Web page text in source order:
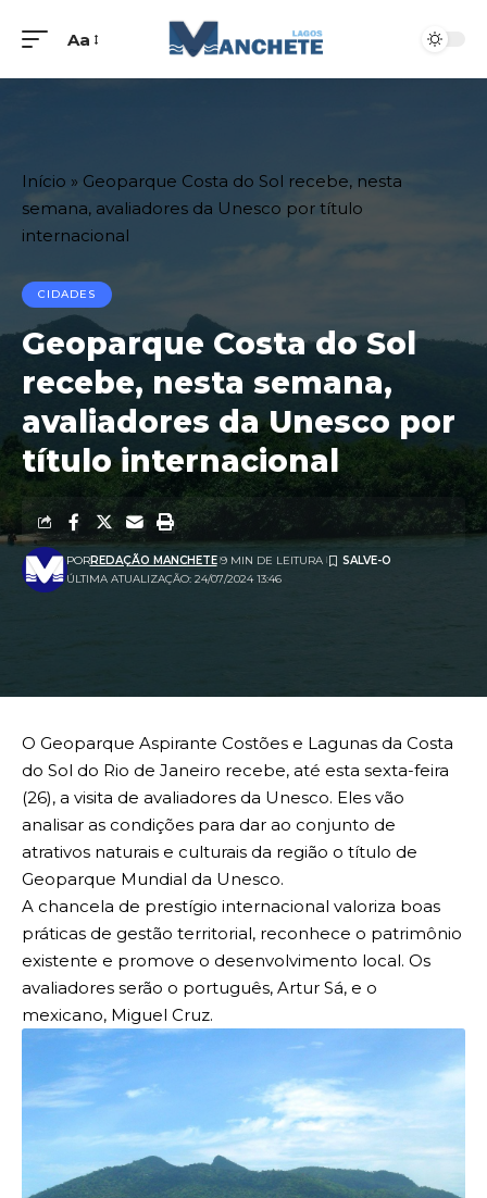
Aa
Início » Geoparque Costa do Sol recebe, nesta
semana, avaliadores da Unesco por título
internacional
CIDADES
Geoparque Costa do Sol
recebe, nesta semana,
avaliadores da Unesco por
título internacional
ÚLTIMA ATUALIZAÇÃO: 24/07/2024 13:46
PORREDAÇÃO MANCHETE 9 MIN DE LEITURA
O Geoparque Aspirante Costões e Lagunas da Costa
do Sol do Rio de Janeiro recebe, até esta sexta-feira
(26), a visita de avaliadores da Unesco. Eles vão
analisar as condições para dar ao conjunto de
atrativos naturais e culturais da região o título de
Geoparque Mundial da Unesco.
A chancela de prestígio internacional valoriza boas
práticas de gestão territorial, reconhece o patrimônio
existente e promove o desenvolvimento local. Os
avaliadores serão o português, Artur Sá, e o
mexicano, Miguel Cruz.